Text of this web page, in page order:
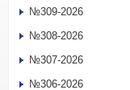
№309-2026
№308-2026
№307-2026
№306-2026